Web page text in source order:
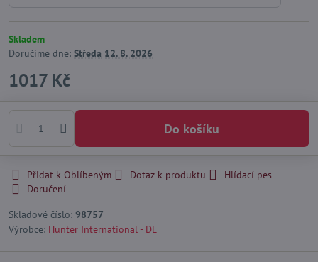
Skladem
Doručíme dne: Středa 12. 8. 2026
1017 Kč
Do košíku
Přidat k Oblíbeným Dotaz k produktu
Hlídací pes
Doručení
Skladové číslo: 98757
Výrobce: Hunter International - DE